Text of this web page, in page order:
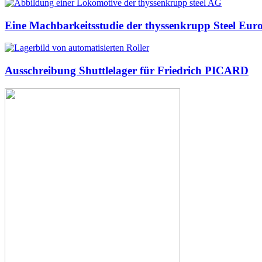
Eine Machbarkeitsstudie der thyssenkrupp Steel
Ausschreibung Shuttlelager für Friedrich PICARD